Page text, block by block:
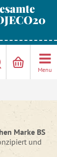
Menu
Marke BS
und